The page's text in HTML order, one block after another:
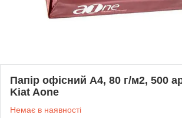
Папір офісний А4, 80 г/м2, 500
Kiat Aone
Немає в наявності